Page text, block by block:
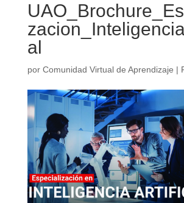
al
por Comunidad Virtual de Aprendizaje |